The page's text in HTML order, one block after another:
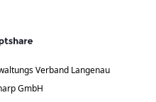
Verband Langenau
GmbH